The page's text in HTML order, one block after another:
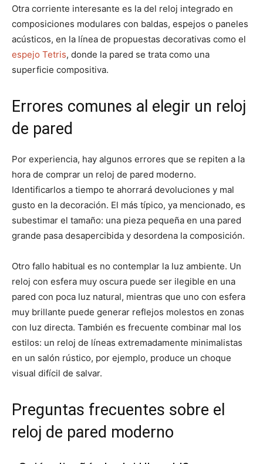
Otra corriente interesante es la del reloj integrado en
composiciones modulares con baldas, espejos o paneles
acústicos, en la línea de propuestas decorativas como el
espejo Tetris, donde la pared se trata como una
superficie compositiva.
Errores comunes al elegir un reloj
de pared
Por experiencia, hay algunos errores que se repiten a la
hora de comprar un reloj de pared moderno.
Identificarlos a tiempo te ahorrará devoluciones y mal
gusto en la decoración. El más típico, ya mencionado, es
subestimar el tamaño: una pieza pequeña en una pared
grande pasa desapercibida y desordena la composición.
Otro fallo habitual es no contemplar la luz ambiente. Un
reloj con esfera muy oscura puede ser ilegible en una
pared con poca luz natural, mientras que uno con esfera
muy brillante puede generar reflejos molestos en zonas
con luz directa. También es frecuente combinar mal los
estilos: un reloj de líneas extremadamente minimalistas
en un salón rústico, por ejemplo, produce un choque
visual difícil de salvar.
Preguntas frecuentes sobre el
reloj de pared moderno